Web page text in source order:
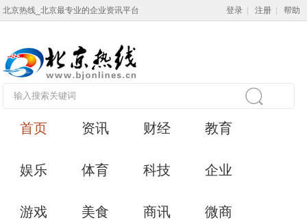
北京热线_北京最专业的企业资讯平台 登录 注册 帮助
首页 资讯 财经 教育
娱乐 体育 科技 企业
游戏 美食 商讯 微商